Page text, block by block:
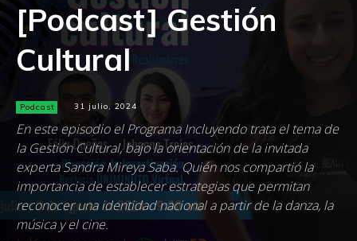
[Podcast] Gestión
Cultural
Podcast 31 julio, 2024
En este episodio el Programa Incluyendo trata el tema de
la Gestión Cultural, bajo la orientación de la invitada
experta Sandra Mireya Saba. Quién nos compartió la
importancia de establecer estrategias que permitan
reconocer una identidad nacional a partir de la danza, la
música y el cine.